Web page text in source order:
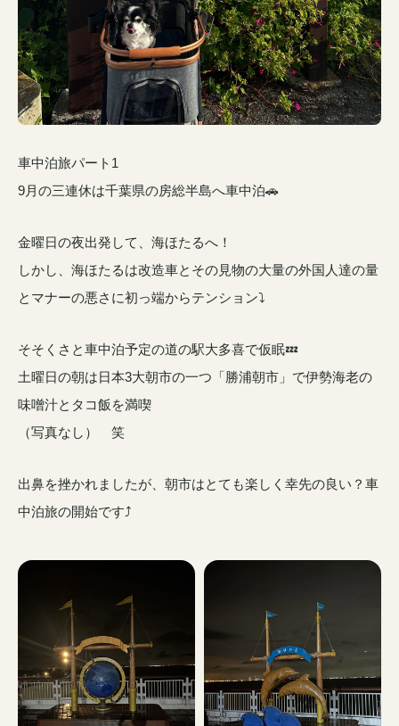
車中泊旅パート1
9月の三連休は千葉県の房総半島へ車中泊🚗
金曜日の夜出発して、海ほたるへ！
しかし、海ほたるは改造車とその見物の大量の外国人達の量
とマナーの悪さに初っ端からテンション⤵️
そそくさと車中泊予定の道の駅大多喜で仮眠💤
土曜日の朝は日本3大朝市の一つ「勝浦朝市」で伊勢海老の
味噌汁とタコ飯を満喫
（写真なし） 笑
出鼻を挫かれましたが、朝市はとても楽しく幸先の良い？車
中泊旅の開始です⤴️